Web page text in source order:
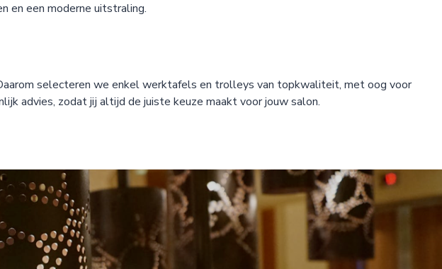
en een moderne uitstraling.
selecteren we enkel werktafels en trolleys van topkwaliteit, met oog voor
advies, zodat jij altijd de juiste keuze maakt voor jouw salon.